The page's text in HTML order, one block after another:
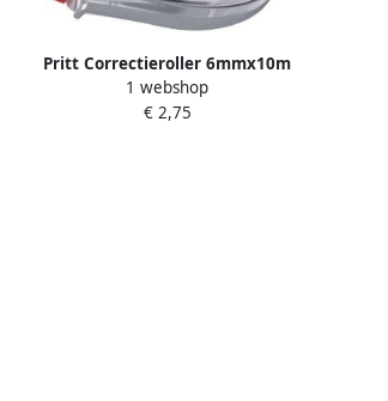
Pritt Correctieroller 6mmx10m
compact flex
1 webshop
€ 2,75